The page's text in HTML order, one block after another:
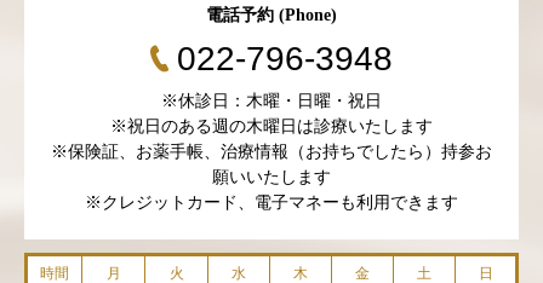
電話予約 (Phone)
022-796-3948
※休診日：木曜・日曜・祝日
※祝日のある週の木曜日は診療いたします
※保険証、お薬手帳、治療情報（お持ちでしたら）持参お
願いいたします
※クレジットカード、電子マネーも利用できます
時間 月 火 水 木 金 土 日